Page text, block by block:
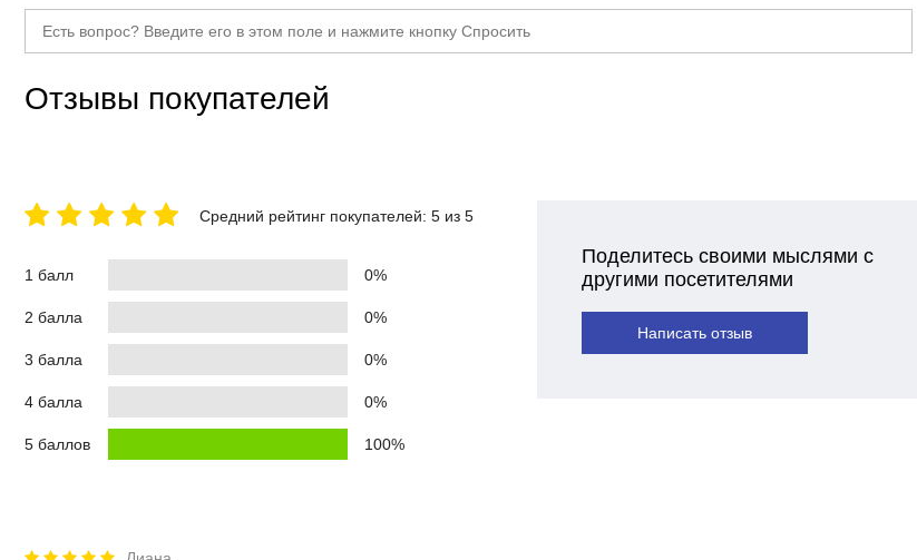
Отзывы покупателей
Средний рейтинг покупателей: 5 из 5
1 балл 0%
2 балла 0%
3 балла 0%
4 балла 0%
5 баллов 100%
Поделитесь своими мыслями с
другими посетителями
Написать отзыв